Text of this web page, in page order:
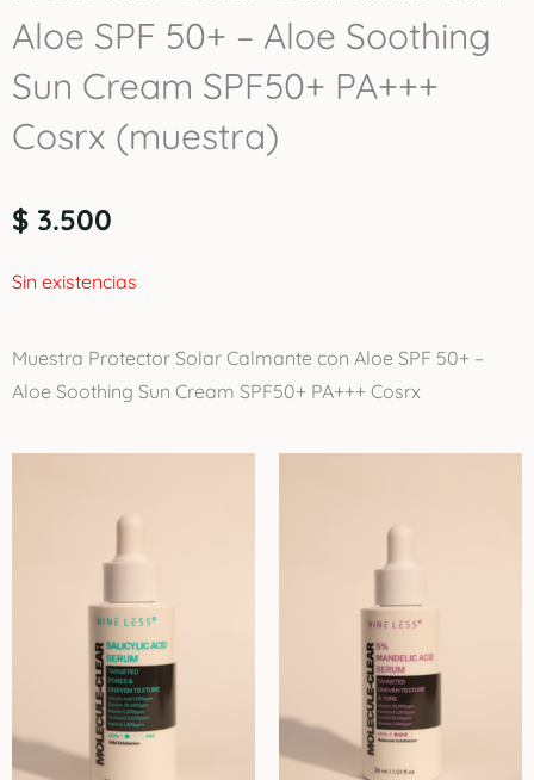
Aloe SPF 50+ – Aloe Soothing
Sun Cream SPF50+ PA+++
Cosrx (muestra)
$ 3.500
Sin existencias
Muestra Protector Solar Calmante con Aloe SPF 50+ –
Aloe Soothing Sun Cream SPF50+ PA+++ Cosrx